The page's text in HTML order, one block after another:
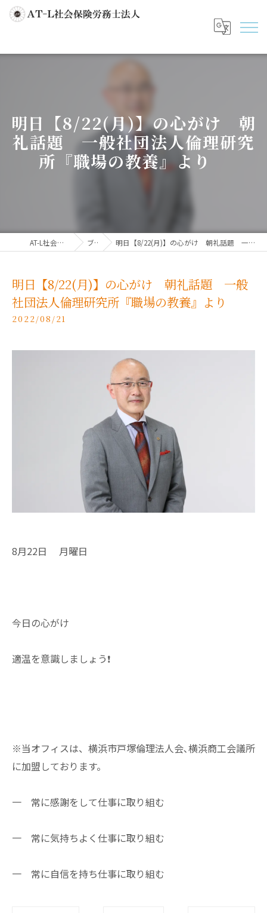
明日【8/22(月)】の心がけ 朝
礼話題 一般社団法人倫理研究
所『職場の教養』より
AT-L社会保険労務士法人 ブログ 明日【8/22(月)】の心がけ 朝礼話題 一般社団法人倫理研究所『職場の教養』より
明日【8/22(月)】の心がけ 朝礼話題 一般
社団法人倫理研究所『職場の教養』より
2022/08/21
8月22日 月曜日
今日の心がけ
適温を意識しましょう❗
※当オフィスは、横浜市戸塚倫理法人会､横浜商工会議所
に加盟しております。
一 常に感謝をして仕事に取り組む
一 常に気持ちよく仕事に取り組む
一 常に自信を持ち仕事に取り組む